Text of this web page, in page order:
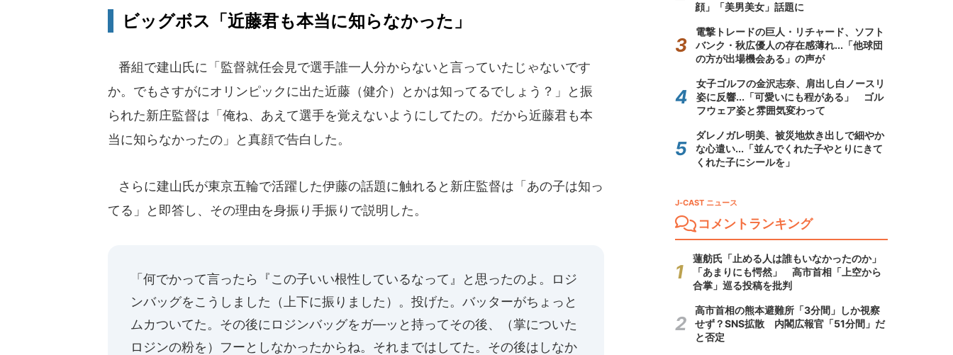
ビッグボス「近藤君も本当に知らなかった」
番組で建山氏に「監督就任会見で選手誰一人分からないと言っていたじゃないです
か。でもさすがにオリンピックに出た近藤（健介）とかは知ってるでしょう？」と振
られた新庄監督は「俺ね、あえて選手を覚えないようにしてたの。だから近藤君も本
当に知らなかったの」と真顔で告白した。
さらに建山氏が東京五輪で活躍した伊藤の話題に触れると新庄監督は「あの子は知っ
てる」と即答し、その理由を身振り手振りで説明した。
「何でかって言ったら『この子いい根性しているなって』と思ったのよ。ロジ
ンバッグをこうしました（上下に振りました）。投げた。バッターがちょっと
ムカついてた。その後にロジンバッグをガ―ッと持ってその後、（掌についた
ロジンの粉を）フーとしなかったからね。それまではしてた。その後はしなか
顔」「美男美女」話題に
電撃トレードの巨人・リチャード、ソフト
バンク・秋広優人の存在感薄れ...「他球団
の方が出場機会ある」の声が
女子ゴルフの金沢志奈、肩出し白ノースリ
姿に反響...「可愛いにも程がある」 ゴル
フウェア姿と雰囲気変わって
ダレノガレ明美、被災地炊き出しで細やか
な心遣い...「並んでくれた子やとりにきて
くれた子にシールを」
J-CAST ニュース
コメントランキング
蓮舫氏「止める人は誰もいなかったのか」
「あまりにも愕然」 高市首相「上空から
合掌」巡る投稿を批判
高市首相の熊本避難所「3分間」しか視察
せず？SNS拡散 内閣広報官「51分間」だ
と否定